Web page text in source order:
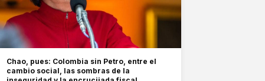
Chao, pues: Colombia sin Petro, entre el
cambio social, las sombras de la